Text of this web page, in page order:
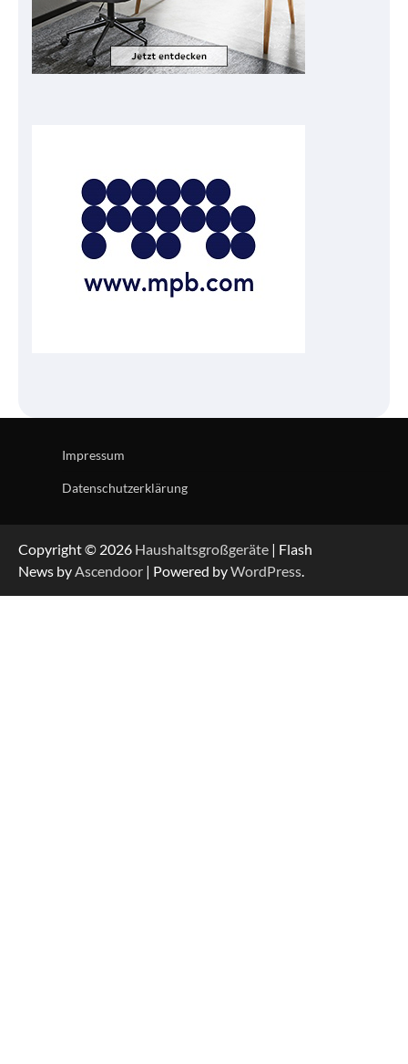
Impressum
Datenschutzerklärung
Copyright © 2026 Haushaltsgroßgeräte | Flash
News byAscendoor | Powered byWordPress.